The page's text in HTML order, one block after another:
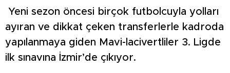
Yeni sezon öncesi birçok futbolcuyla yolları
ayıran ve dikkat çeken transferlerle kadroda
yapılanmaya giden Mavi-lacivertliler 3. Ligde
ilk sınavına İzmir’de çıkıyor.